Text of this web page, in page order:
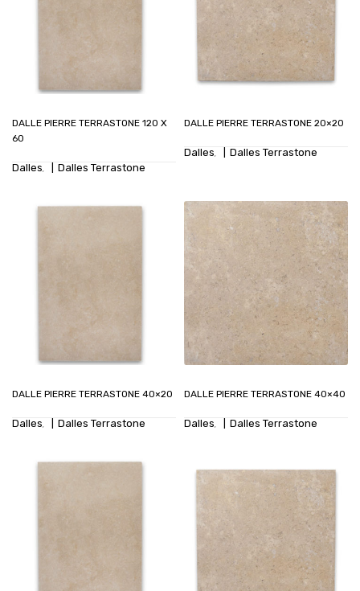
DALLE PIERRE TERRASTONE 120 X
60
Dalles, Dalles Terrastone
DALLE PIERRE TERRASTONE 20×20
Dalles, Dalles Terrastone
DALLE PIERRE TERRASTONE 40×20
Dalles, Dalles Terrastone
DALLE PIERRE TERRASTONE 40×40
Dalles, Dalles Terrastone